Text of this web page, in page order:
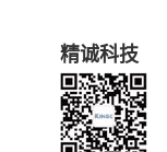
精诚科技